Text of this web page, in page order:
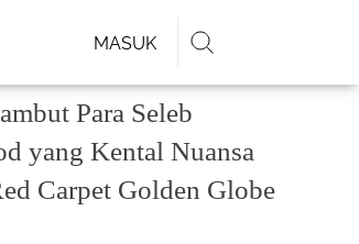
MASUK
Para Seleb
yang Kental Nuansa
Carpet Golden Globe